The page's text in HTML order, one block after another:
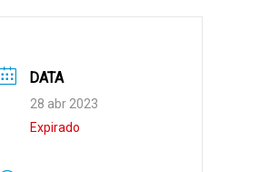
DATA
28 abr 2023
Expirado